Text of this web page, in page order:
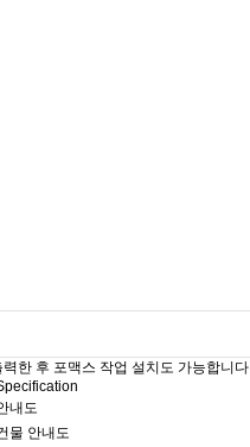
한 후 포맥스 작업 설치도 가능합니다.
내도
물 안내도